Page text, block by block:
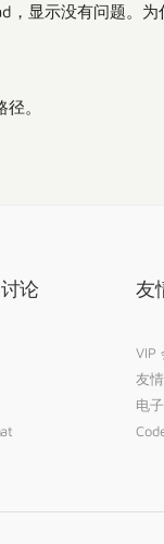
，显示没有问题。为
。
论 友
VIP
友
电